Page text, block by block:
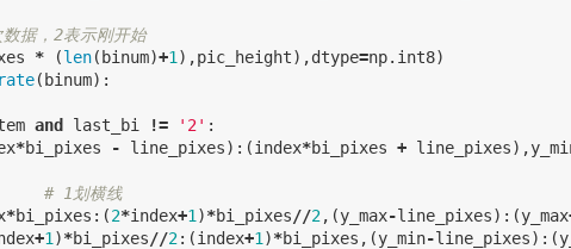
* (len( binum)+1 ),pic_height),dtype=np. int8)
( binum):
and last_bi != '2' :
*bi_pixes - line_pixes):(index*bi_pixes + line_pixes),
*bi_pixes :(2*index+1 )*bi_pixes//2,(y_max-line_pixes):(y_max
+1 )*bi_pixes//2:(index+1 )*bi_pixes ,(y_min-line_pixes):(